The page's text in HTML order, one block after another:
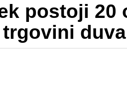
postoji 20